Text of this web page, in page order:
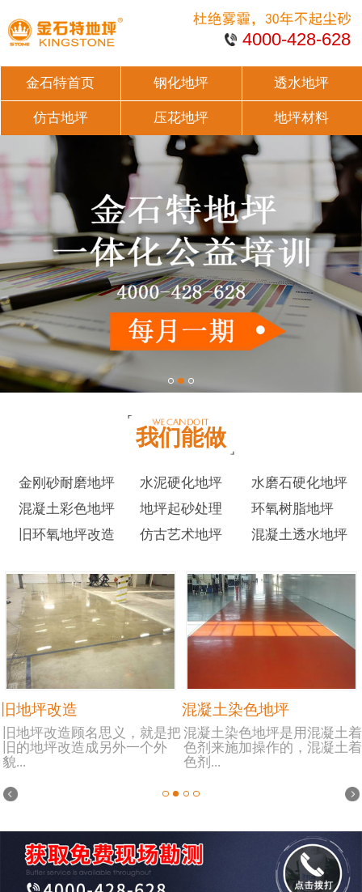
4000-428-628
金石特首页 钢化地坪 透水地坪
仿古地坪 压花地坪 地坪材料
我们能做
金刚砂耐磨地坪 水泥硬化地坪
水磨石硬化地坪
混凝土彩色地坪
地坪起砂处理
环氧树脂地坪
旧环氧地坪改造
仿古艺术地坪 混凝土透水地坪
旧地坪改造
旧地坪改造顾名思义，就是把
旧的地坪改造成另外一个外
貌...
混凝土染色地坪
混凝土染色地坪是用混凝土着
色剂来施加操作的，混凝土着
色剂...